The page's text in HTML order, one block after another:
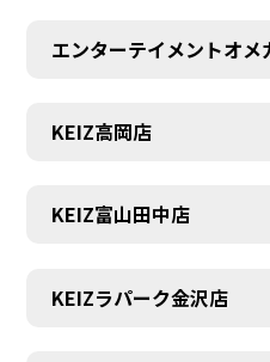
エンターテイメントオメ
KEIZ高岡店
KEIZ富山田中店
KEIZラパーク金沢店